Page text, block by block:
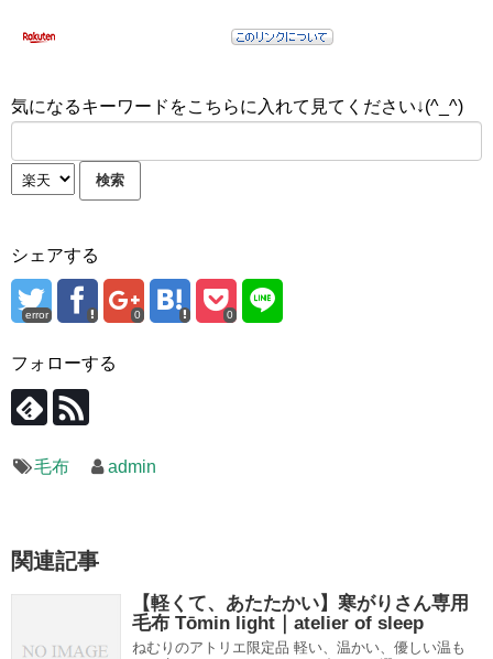
気になるキーワードをこちらに入れて見てください↓(^_^)
シェアする
error 0 0
フォローする
毛布 admin
関連記事
【軽くて、あたたかい】寒がりさん専用
毛布 Tōmin light｜atelier of sleep
ねむりのアトリエ限定品 軽い、温かい、優しい温も